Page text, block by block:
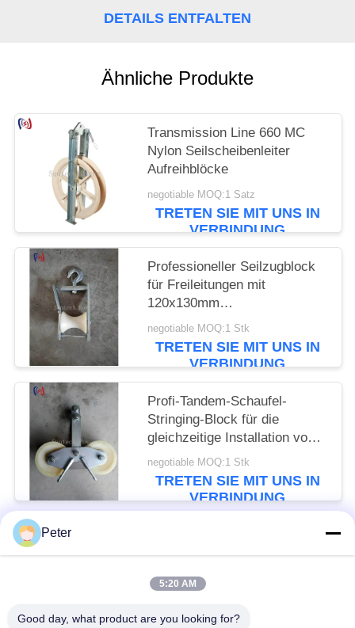
DETAILS ENTFALTEN
Ähnliche Produkte
Transmission Line 660 MC
Nylon Seilscheibenleiter
Aufreihblöcke
negotiable MOQ:1 Satz
TRETEN SIE MIT UNS IN
VERBINDUNG
Professioneller Seilzugblock
für Freileitungen mit
120x130mm
Seilscheibengröße und 5KN
Nennlast für die
Freileitungsinstallation
negotiable MOQ:1 Stk
TRETEN SIE MIT UNS IN
VERBINDUNG
Profi-Tandem-Schaufel-
Stringing-Block für die
gleichzeitige Installation von
mehreren Leitern mit Nennlast
von 25KN und präzise
konstruierten Schaufeln
negotiable MOQ:1 Stk
TRETEN SIE MIT UNS IN
VERBINDUNG
Beliebte Kategorien
Peter
5:20 AM
Good day, what product are you looking for?